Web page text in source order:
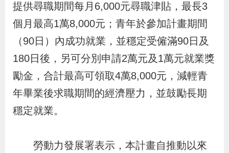
關
連
網
站
導
民
意
信
文
字
客
統
計
資
E
n
g
回
首
頁
R
S
S
提供尋職期間每月6,000元尋職津貼，最長3
個月最高1萬8,000元；青年於參加計畫期間
（90日）內成功就業，並穩定受僱滿90日及
180日後，另可分別申請2萬元及1萬元就業獎
勵金，合計最高可領取4萬8,000元，減輕青
年畢業後求職期間的經濟壓力，並鼓勵長期
穩定就業。
勞動力發展署表示，本計畫自推動以來